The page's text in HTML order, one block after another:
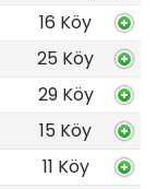
16 Köy
25 Köy
29 Köy
15 Köy
11 Köy